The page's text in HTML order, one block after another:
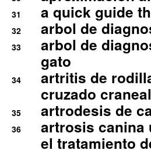
31 a quick guide
32 arbol de
33
arbol de
gato
34
artritis de
cruzado
35 artrodesis de
36
artrosis canina
el tratamiento